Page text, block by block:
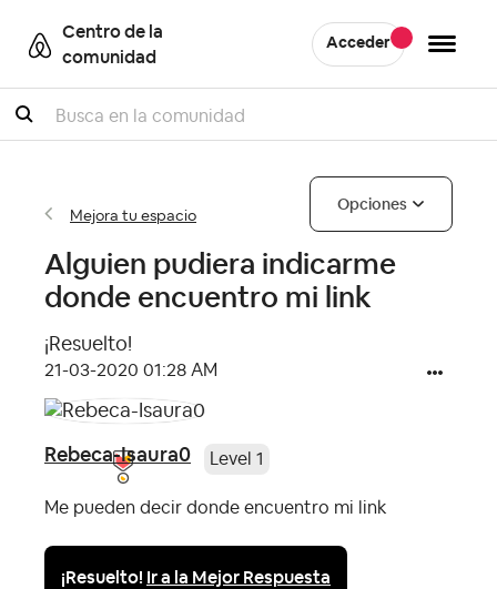
Centro de la
comunidad
Acceder
Buscar
Mejora tu espacio
Opciones
Alguien pudiera indicarme
donde encuentro mi link
¡Resuelto!
‎21-03-2020 01:28 AM
Rebeca-Isaura0 Level 1
Me pueden decir donde encuentro mi link
¡Resuelto! Ir a la Mejor Respuesta